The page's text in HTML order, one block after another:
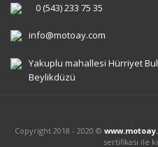
0 (543) 233 75 35
info@motoay.com
Yakuplu mahallesi Hürriyet
Beylikdüzü
Copyright 2018 - 2020 ©
sertifikası ile